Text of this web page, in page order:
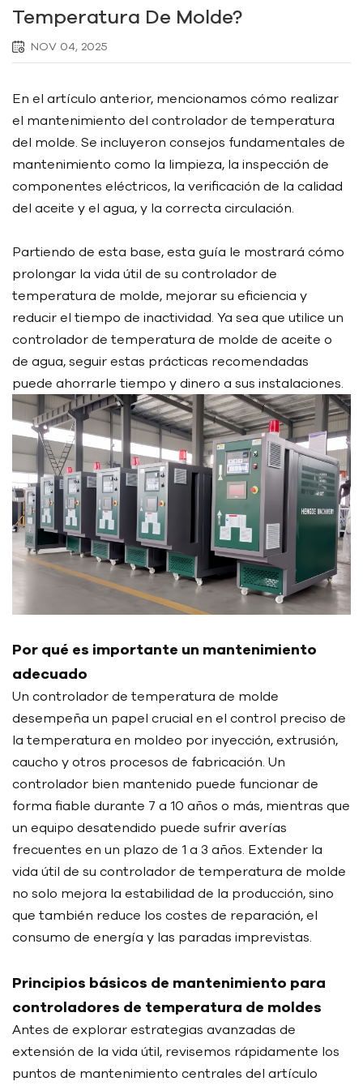
Temperatura De Molde?
NOV 04, 2025
En el artículo anterior, mencionamos cómo realizar
el mantenimiento del controlador de temperatura
del molde. Se incluyeron consejos fundamentales de
mantenimiento como la limpieza, la inspección de
componentes eléctricos, la verificación de la calidad
del aceite y el agua, y la correcta circulación.
Partiendo de esta base, esta guía le mostrará cómo
prolongar la vida útil de su controlador de
temperatura de molde, mejorar su eficiencia y
reducir el tiempo de inactividad. Ya sea que utilice un
controlador de temperatura de molde de aceite o
de agua, seguir estas prácticas recomendadas
puede ahorrarle tiempo y dinero a sus instalaciones.
Por qué es importante un mantenimiento
adecuado
Un controlador de temperatura de molde
desempeña un papel crucial en el control preciso de
la temperatura en moldeo por inyección, extrusión,
caucho y otros procesos de fabricación. Un
controlador bien mantenido puede funcionar de
forma fiable durante 7 a 10 años o más, mientras que
un equipo desatendido puede sufrir averías
frecuentes en un plazo de 1 a 3 años. Extender la
vida útil de su controlador de temperatura de molde
no solo mejora la estabilidad de la producción, sino
que también reduce los costes de reparación, el
consumo de energía y las paradas imprevistas.
Principios básicos de mantenimiento para
controladores de temperatura de moldes
Antes de explorar estrategias avanzadas de
extensión de la vida útil, revisemos rápidamente los
puntos de mantenimiento centrales del artículo